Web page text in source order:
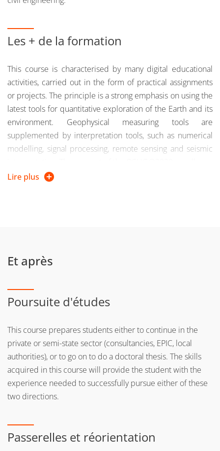
If you do not have the diploma required to integrate the
training, you can undertake a
Les + de la formation
This course is characterised by many digital educational
activities, carried out in the form of practical assignments
or projects. The principle is a strong emphasis on using the
latest tools for quantitative exploration of the Earth and its
environment. Geophysical measuring tools are
supplemented by interpretation tools, such as numerical
modelling, signal processing, remote sensing and seismic
laboratory has been essential to implementing or renewing
interests. Several disciplinary modules (UEs) also partly
in small groups to resolve a societal problem.
at least one module from the master 1st year. The policy is
to offer teaching in English in the event that there are non-
French-speakers among the students, both in 1st and 2nd
years.
Lire plus
Et après
Poursuite d'études
This course prepares students either to continue in the
private or semi-state sector (consultancies, EPIC, local
authorities), or to go on to do a doctoral thesis. The skills
acquired in this course will provide the student with the
experience needed to successfully pursue either of these
two directions.
Passerelles et réorientation